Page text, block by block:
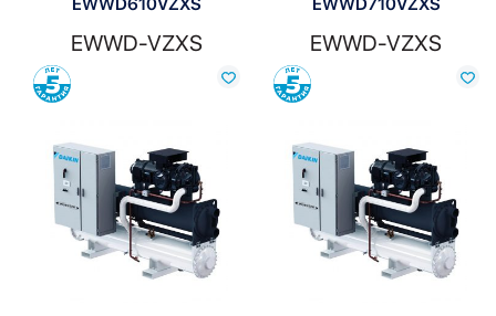
EWWD-VZXS
Сравнить
EWWD-VZXS
Сравнить